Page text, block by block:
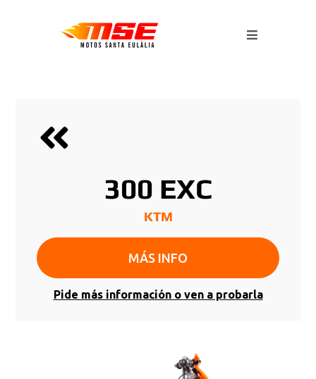
300 EXC
KTM
MÁS INFO
Pide más información o ven a probarla